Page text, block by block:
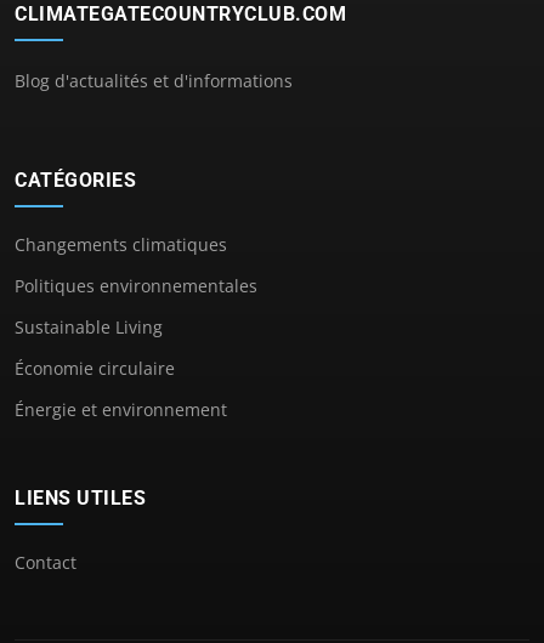
CLIMATEGATECOUNTRYCLUB.COM
Blog d'actualités et d'informations
CATÉGORIES
Changements climatiques
Politiques environnementales
Sustainable Living
Économie circulaire
Énergie et environnement
LIENS UTILES
Contact